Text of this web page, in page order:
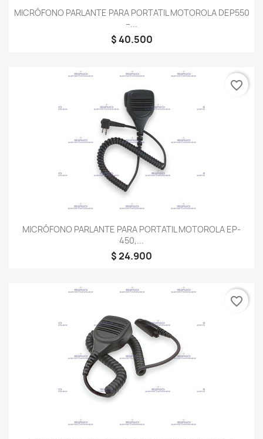
MICRÓFONO PARLANTE PARA PORTATIL MOTOROLA DEP550
–...
$ 40.500
MICRÓFONO PARLANTE PARA PORTATIL MOTOROLA EP-
450,...
$ 24.900
favorite_border
favorite_border